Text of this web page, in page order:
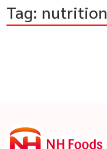
Tag: nutrition